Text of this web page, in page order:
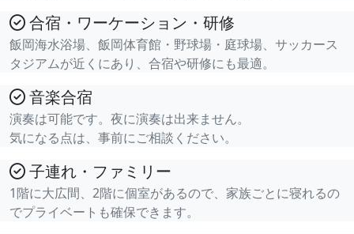
合宿・ワーケーション・研修
飯岡海水浴場、飯岡体育館・野球場・庭球場、サッカース
タジアムが近くにあり、合宿や研修にも最適。
音楽合宿
演奏は可能です。夜に演奏は出来ません。
気になる点は、事前にご相談ください。
子連れ・ファミリー
1階に大広間、2階に個室があるので、家族ごとに寝れるの
でプライベートも確保できます。